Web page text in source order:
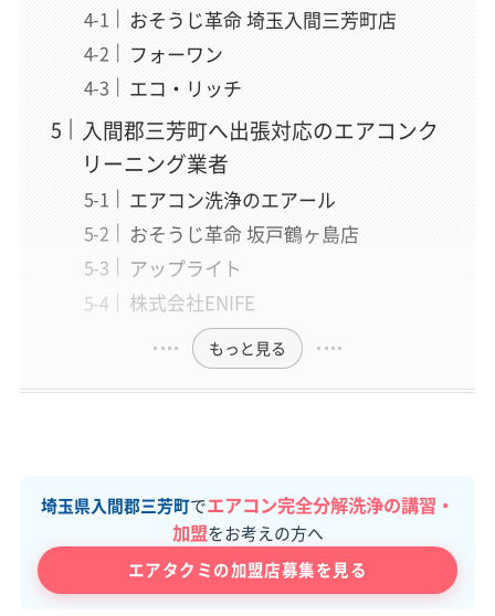
おそうじ革命 埼玉入間三芳町店
フォーワン
エコ・リッチ
入間郡三芳町へ出張対応のエアコンク
リーニング業者
エアコン洗浄のエアール
おそうじ革命 坂戸鶴ヶ島店
アップライト
株式会社ENIFE
もっと見る
埼玉県入間郡三芳町でエアコン完全分解洗浄の講習・
加盟をお考えの方へ
エアタクミの加盟店募集を見る